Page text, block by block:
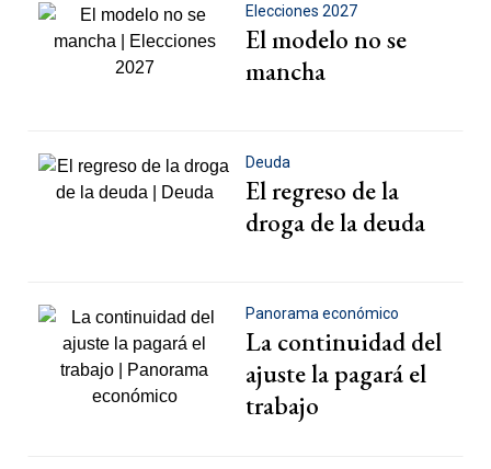
Elecciones 2027
El modelo no se
mancha
Deuda
El regreso de la
droga de la deuda
Panorama económico
La continuidad del
ajuste la pagará el
trabajo